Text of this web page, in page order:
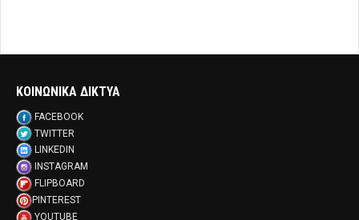
ΚΟΙΝΩΝΙΚΑ ΔΙΚΤΥΑ
FACEBOOK
TWITTER
LINKEDIN
INSTAGRAM
FLIPBOARD
PINTEREST
YOUTUBE